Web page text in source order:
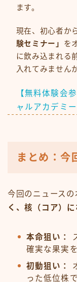
ます。
現在、初心者か
験セミナー」 を
に飲み込まれる
入れてみません
【無料体験会
ャルアカデミー
まとめ：今
今回のニュースの
く、核（コア）に
本命狙い：
確実な果実
初動狙い：
った低位株